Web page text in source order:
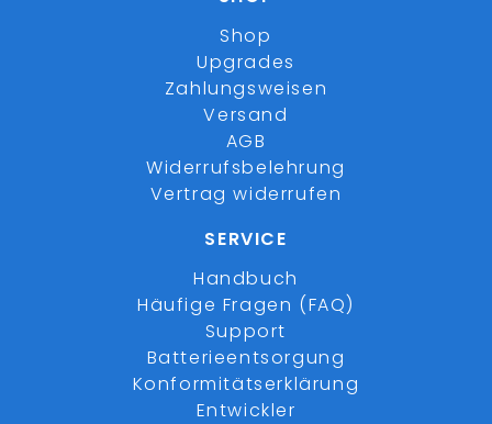
Shop
Upgrades
Zahlungsweisen
Versand
AGB
Widerrufsbelehrung
Vertrag widerrufen
SERVICE
Handbuch
Häufige Fragen (FAQ)
Support
Batterieentsorgung
Konformitätserklärung
Entwickler